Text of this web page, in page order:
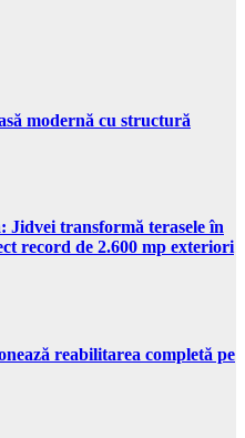
modernă cu structură
Jidvei transformă terasele în
record de 2.600 mp exteriori
reabilitarea completă pe